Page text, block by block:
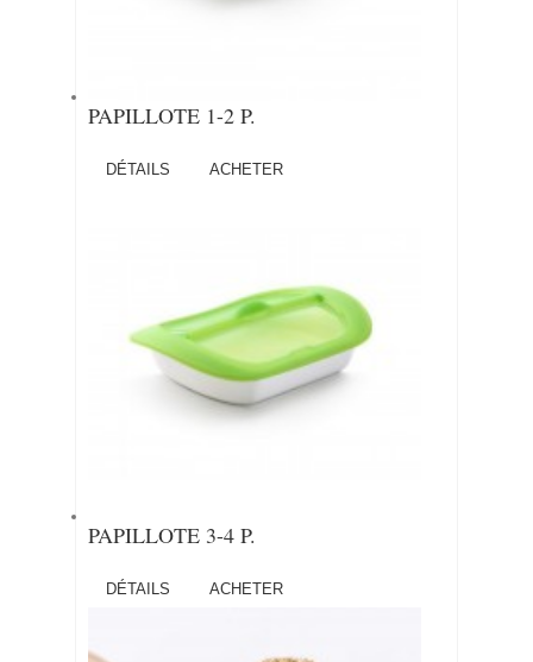
PAPILLOTE 1-2 P.
DÉTAILS ACHETER
PAPILLOTE 3-4 P.
DÉTAILS ACHETER